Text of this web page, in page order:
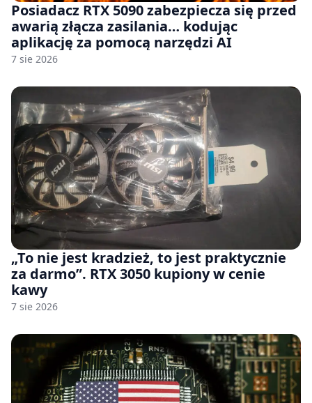
Posiadacz RTX 5090 zabezpiecza się przed
awarią złącza zasilania… kodując
aplikację za pomocą narzędzi AI
7 sie 2026
„To nie jest kradzież, to jest praktycznie
za darmo”. RTX 3050 kupiony w cenie
kawy
7 sie 2026